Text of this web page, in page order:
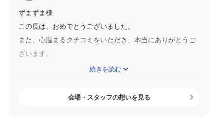
ずまずま様
この度は、おめでとうございました。
また、心温まるクチコミをいただき、本当にありがとうご
ざいます。
ずまずま様の行っていただいた挙式に関して、4Kハイビジ
で裏切ってくれた」とお褒めいただき、本当に嬉しい気持
続きを読む
会場・スタッフの想いを見る